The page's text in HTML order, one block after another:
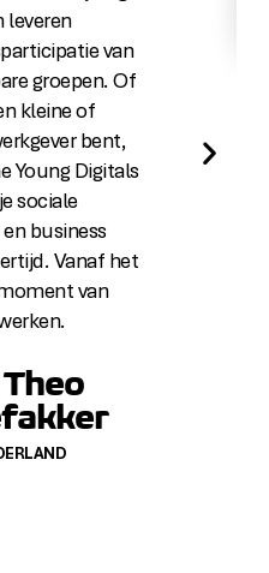
leveren
van
groepen. Of
kleine of
bent,
Young Digitals
sociale
business
Vanaf het
van